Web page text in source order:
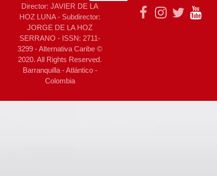
Director: JAVIER DE LA
HOZ LUNA - Subdirector:
JORGE DE LA HOZ
SERRANO - ISSN: 2711-
3299 - Alternativa Caribe ©
2020. All Rights Reserved.
Barranquilla - Atlántico -
Colombia